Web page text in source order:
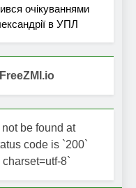
очікуваннями
в УПЛ
be found at
code is `200`
8`